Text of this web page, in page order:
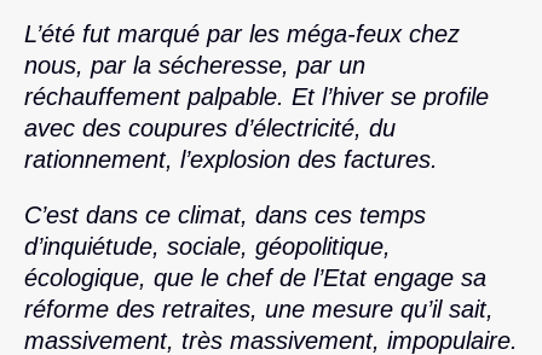
L’été fut marqué par les méga-feux chez
nous, par la sécheresse, par un
réchauffement palpable. Et l’hiver se profile
avec des coupures d’électricité, du
rationnement, l’explosion des factures.
C’est dans ce climat, dans ces temps
d’inquiétude, sociale, géopolitique,
écologique, que le chef de l’Etat engage sa
réforme des retraites, une mesure qu’il sait,
massivement, très massivement, impopulaire.